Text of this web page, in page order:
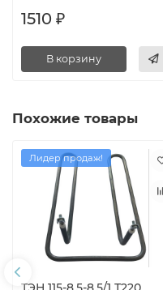
1510 ₽
В корзину
Похожие товары
Лидер продаж!